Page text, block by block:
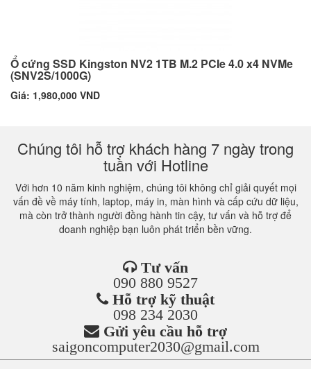
Ổ cứng SSD Kingston NV2 1TB M.2 PCIe 4.0 x4 NVMe
(SNV2S/1000G)
Giá: 1,980,000 VND
Chúng tôi hỗ trợ khách hàng 7 ngày trong
tuần với Hotline
Với hơn 10 năm kinh nghiệm, chúng tôi không chỉ giải quyết mọi
vấn đề về máy tính, laptop, máy in, màn hình và cấp cứu dữ liệu,
mà còn trở thành người đồng hành tin cậy, tư vấn và hỗ trợ để
doanh nghiệp bạn luôn phát triển bền vững.
Tư vấn
090 880 9527
Hỗ trợ kỹ thuật
098 234 2030
Gửi yêu cầu hỗ trợ
saigoncomputer2030@gmail.com